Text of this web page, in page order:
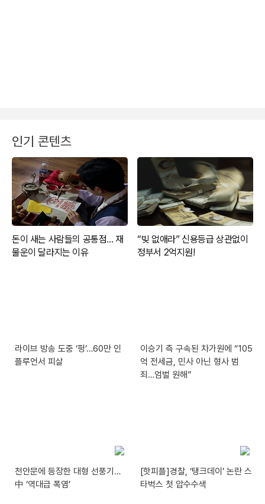
인기 콘텐츠
라이브 방송 도중 ‘펑’…60만 인
플루언서 피살
이승기 측 구속된 차가원에 “105
억 전세금, 민사 아닌 형사 범
죄…엄벌 원해”
천안문에 등장한 대형 선풍기…
中 ‘역대급 폭염’
[핫피플]경찰, ‘탱크데이’ 논란 스
타벅스 첫 압수수색